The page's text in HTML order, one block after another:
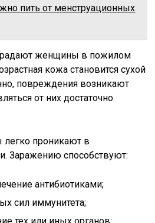
пить от менструационных
женщины в пожилом
кожа становится сухой
повреждения возникают
от них достаточно
проникают в
Заражению способствуют:
антибиотиками;
сил иммунитета;